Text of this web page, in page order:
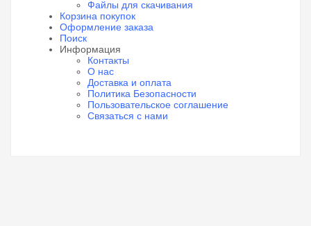
Файлы для скачивания
Корзина покупок
Оформление заказа
Поиск
Информация
Контакты
О нас
Доставка и оплата
Политика Безопасности
Пользовательское соглашение
Связаться с нами